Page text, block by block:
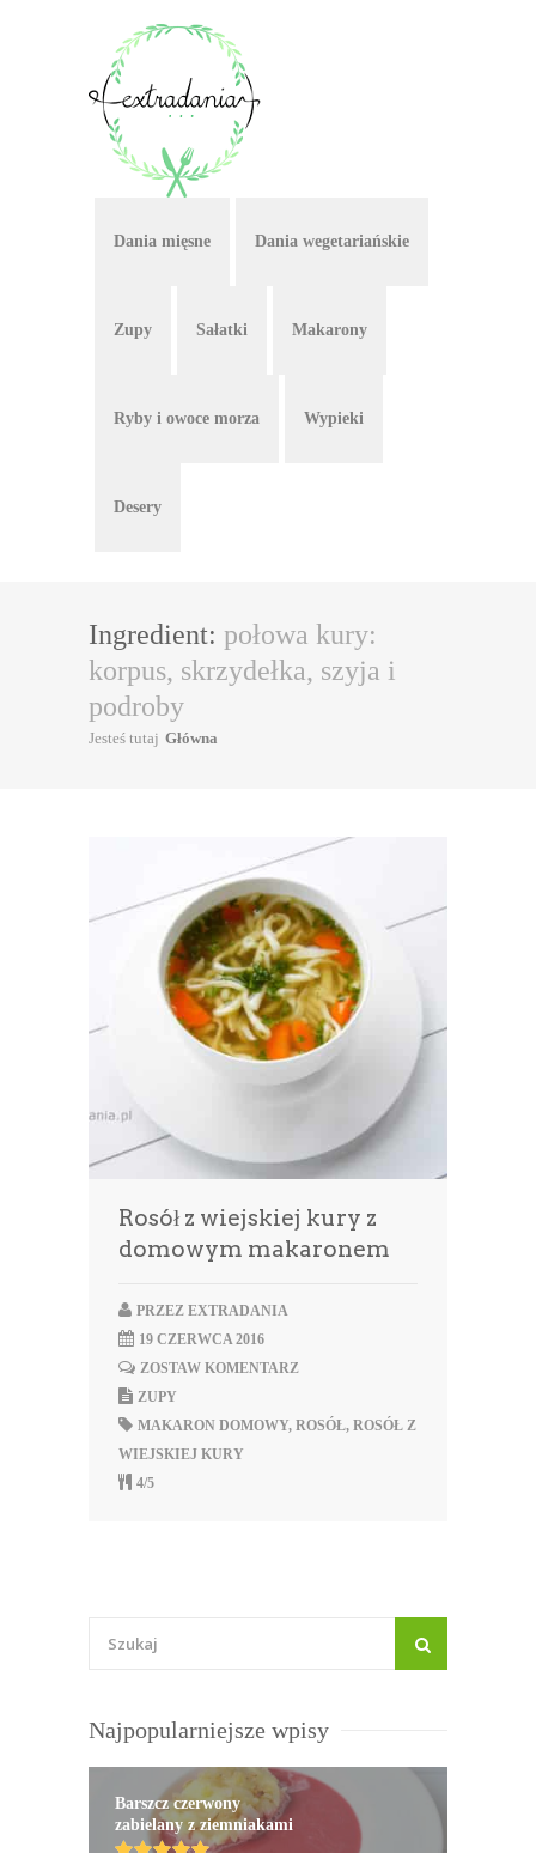
Dania mięsne Dania wegetariańskie
Zupy Sałatki Makarony
Ryby i owoce morza Wypieki
Desery
Ingredient: połowa kury:
korpus, skrzydełka, szyja i
podroby
Jesteś tutaj Główna
Rosół z wiejskiej kury z
domowym makaronem
PRZEZ EXTRADANIA
19 CZERWCA 2016
ZOSTAW KOMENTARZ
ZUPY
MAKARON DOMOWY, ROSÓŁ, ROSÓŁ Z
WIEJSKIEJ KURY
4/5
Najpopularniejsze wpisy
Barszcz czerwony
zabielany z ziemniakami